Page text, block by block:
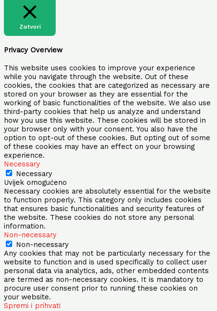
Zatvori
Privacy Overview
This website uses cookies to improve your experience
while you navigate through the website. Out of these
cookies, the cookies that are categorized as necessary are
stored on your browser as they are essential for the
working of basic functionalities of the website. We also use
third-party cookies that help us analyze and understand
how you use this website. These cookies will be stored in
your browser only with your consent. You also have the
option to opt-out of these cookies. But opting out of some
of these cookies may have an effect on your browsing
experience.
Necessary
Necessary
Uvijek omogućeno
Necessary cookies are absolutely essential for the website
to function properly. This category only includes cookies
that ensures basic functionalities and security features of
the website. These cookies do not store any personal
information.
Non-necessary
Non-necessary
Any cookies that may not be particularly necessary for the
website to function and is used specifically to collect user
personal data via analytics, ads, other embedded contents
are termed as non-necessary cookies. It is mandatory to
procure user consent prior to running these cookies on
your website.
Spremi i prihvati